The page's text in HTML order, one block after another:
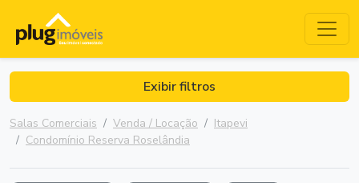
Exibir filtros
Salas Comerciais Venda / Locação
Itapevi
Condomínio Reserva Roselândia